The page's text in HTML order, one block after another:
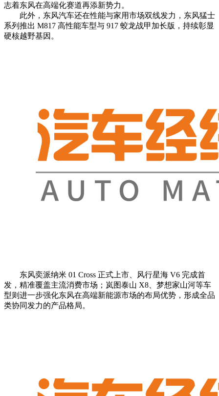
志着东风在高端化赛道再添新势力。
此外，东风汽车还在性能与家用市场双线发力，东风猛士
系列推出 M817 高性能车型与 917 蛟龙战甲加长版，持续彰显
硬核越野基因。
东风奕派纳米 01 Cross 正式上市、风行星海 V6 完成首
发，精准覆盖主流消费市场；岚图泰山 X8、梦想家山河等车
型则进一步强化东风在高端新能源市场的布局优势，形成全品
类协同发力的产品格局。